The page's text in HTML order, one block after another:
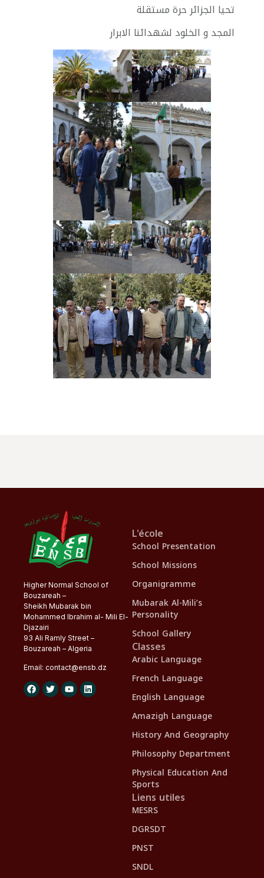
تحيا الجزائر حرة مستقلة
المجد و الخلود لشهدائنا الابرار
Higher Normal School of
Bouzareah –
Sheikh Mubarak bin
Mohammed Ibrahim al- Mili El-
Djazairi
93 Ali Ramly Street –
Bouzareah – Algeria
Email: contact@ensb.dz
L'école
School Presentation
School Missions
Organigramme
Mubarak Al-Mili’s
Personality
School Gallery
Classes
Arabic Language
French Language
English Language
Amazigh Language
History And Geography
Philosophy Department
Physical Education And
Sports
Liens utiles
MESRS
DGRSDT
PNST
SNDL